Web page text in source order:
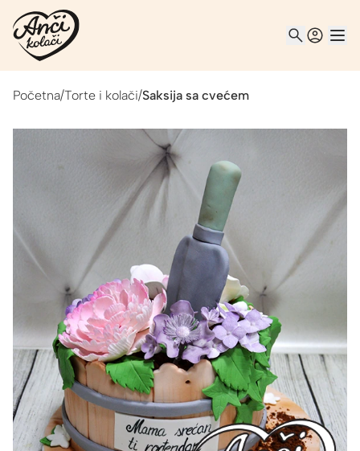
Početna/Torte i kolači/Saksija sa cvećem